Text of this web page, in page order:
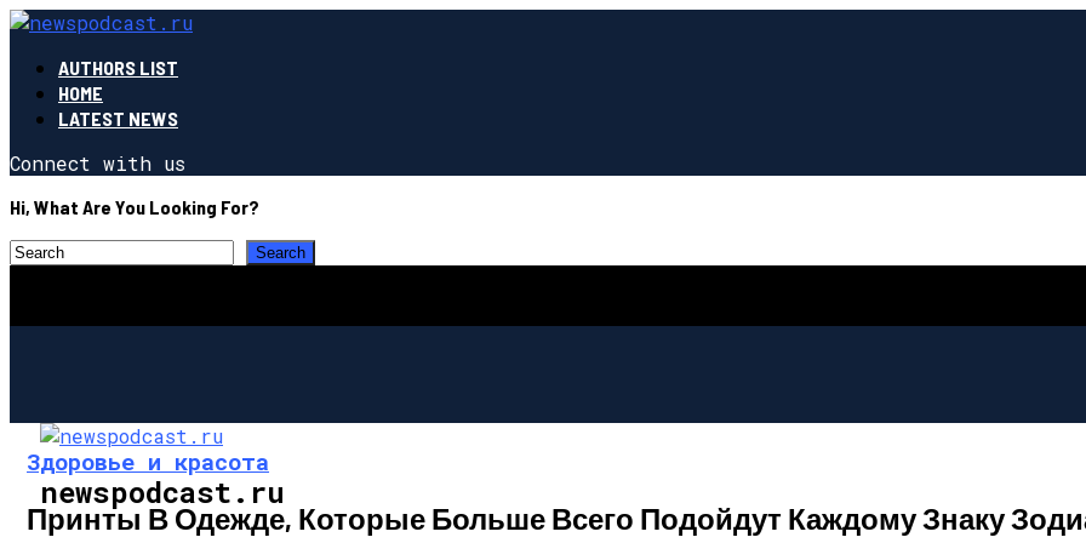
AUTHORS LIST
HOME
LATEST NEWS
Connect with us
Hi, What Are You Looking For?
newspodcast.ru
Здоровье и красота
Принты В Одежде, Которые Больше Всего Подойдут Каждому Знаку